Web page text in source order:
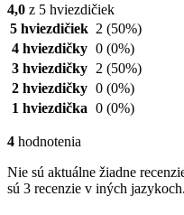
4,0 z 5 hviezdičiek
5 hviezdičiek 2 (50%)
4 hviezdičky 0 (0%)
3 hviezdičky
2 (50%)
2 hviezdičky 0 (0%)
1 hviezdička 0 (0%)
4 hodnotenia
Nie sú aktuálne žiadne
sú 3 recenzie v iných jazykoch.